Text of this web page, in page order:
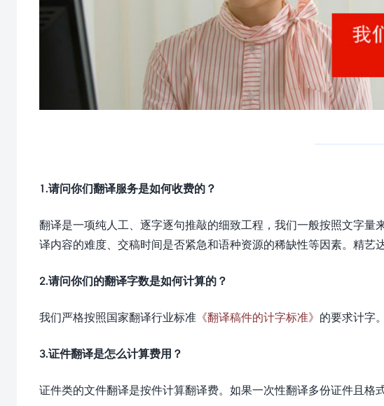
1.请问你们翻译服务是如何收费的？
翻译是一项纯人工、逐字逐句推敲的细致工程，我们一般按照文字
译内容的难度、交稿时间是否紧急和语种资源的稀缺性等因素。精艺
2.请问你们的翻译字数是如何计算的？
我们严格按照国家翻译行业标准 《翻译稿件的计字标准》 的要求计字
3.证件翻译是怎么计算费用？
证件类的文件翻译是按件计算翻译费。如果一次性翻译多份证件且格